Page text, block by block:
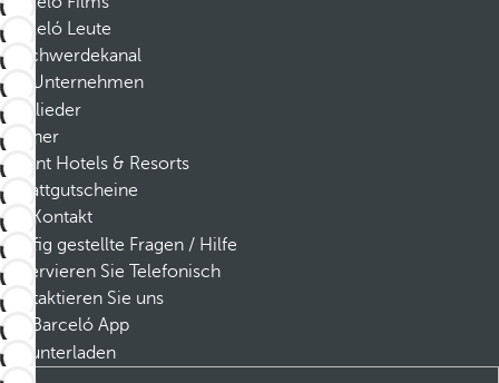
Barceló Leute
Beschwerdekanal
Unternehmen
Mitglieder
Partner
Dorint Hotels & Resorts
Rabattgutscheine
Kontakt
Häufig gestellte Fragen / Hilfe
Reservieren Sie Telefonisch
Kontaktieren Sie uns
Barceló App
Herunterladen